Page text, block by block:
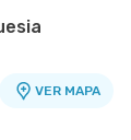
VER MAPA